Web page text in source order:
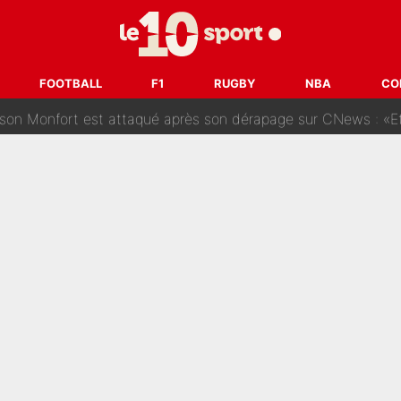
FOOTBALL F1 RUGBY NBA
nouveaux joueurs : L’IA dévoile les 5 cracks qui pourraient
McCourt, démission de Roberto De Zerbi : Medhi Benatia se lâche sur son
est attaqué après son dérapage sur CNews : «Et lui, il prend